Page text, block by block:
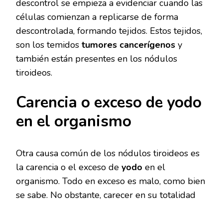
descontrol se empieza a evidenciar cuando las
células comienzan a replicarse de forma
descontrolada, formando tejidos. Estos tejidos,
son los temidos tumores cancerígenos y
también están presentes en los nódulos
tiroideos.
Carencia o exceso de yodo
en el organismo
Otra causa común de los nódulos tiroideos es
la carencia o el exceso de yodo en el
organismo. Todo en exceso es malo, como bien
se sabe. No obstante, carecer en su totalidad